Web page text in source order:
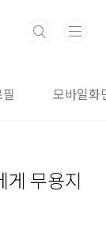
모바일화
게 무용지